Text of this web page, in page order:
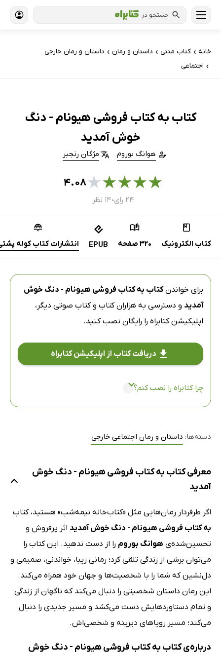
جستجو در
خانه › کتاب‌ متنی › داستان و رمان › داستان و رمان خارجی
› اجتماعی
کتاب به کتاب فروشی هیونام - دنگ
خوش آمدید
هوانگ بوروم مژگان رنجبر
★
★
★
★
★۴.۰۸
۲۴ رای ● ۱۴ نظر
کتاب الکترونیک 320 صفحه EPUB انتشارات کتاب کوله
برای خواندنکتاب به کتاب فروشی هیونام - دنگ خوش
آمدید و دسترسی به هزاران کتاب و کتاب صوتی دیگر،
اپلیکیشن کتابراه را رایگان نصب کنید.
دریافت کتاب از اپلیکیشن کتابراه
چرا کتابراه را نصب کنم؟
دسته‌ها: داستان و رمان اجتماعی خارجی
معرفی کتاب به کتاب فروشی هیونام - دنگ خوش
آمدید
اگر طرفردار رمان‌هایی مثل «کتاب‌خانه نیمه‌شب» هستید، کتاب
به کتاب فروشی هیونام - دنگ خوش آمدید اثر پرفروش و
تحسین‌شده‌ی هوانگ بوروم را از دست ندهید. این کتاب را
می‌توان برشی از زندگی تلقی کرد؛ رمانی زیبا، خواندنی، صمیمی و
دل‌نشین که شما را با شخصیت‌ها و جهان خود همراه می‌کند.
این رمان داستان شخصیتی را دنبال می‌کند که ناگهان از زندگی
و تمام دستاوردهایش دست می‌کشد و مسیر جدیدی را دنبال
می‌کند؛ مسیر رویاهای دیرینه و شخصی‌اش.
درباره‌ی کتاب به کتاب فروشی هیونام - دنگ خوش